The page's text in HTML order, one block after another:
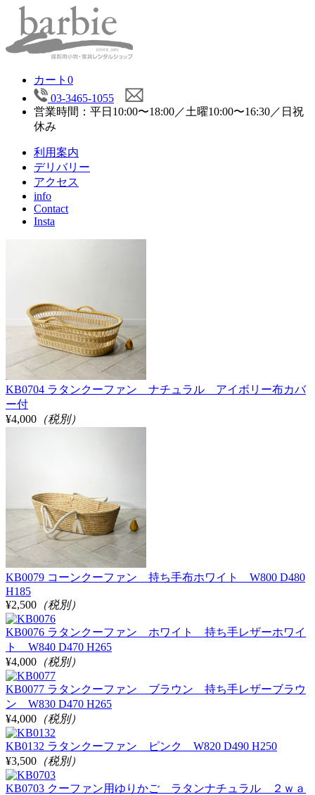
カート 0
03-3465-1055
営業時間：平日10:00〜18:00／土曜10:00〜16:30／日祝
休み
利用案内
デリバリー
アクセス
info
Contact
Insta
KB0704 ラタンクーファン ナチュラル アイボリー布カバ
ー付
¥4,000 （税別）
KB0079 コーンクーファン 持ち手布ホワイト W800 D480
H185
¥2,500 （税別）
KB0076 ラタンクーファン ホワイト 持ち手レザーホワイ
ト W840 D470 H265
¥4,000 （税別）
KB0077 ラタンクーファン ブラウン 持ち手レザーブラウ
ン W830 D470 H265
¥4,000 （税別）
KB0132 ラタンクーファン ピンク W820 D490 H250
¥3,500 （税別）
KB0703 クーファン用ゆりかご ラタンナチュラル ２ｗａ